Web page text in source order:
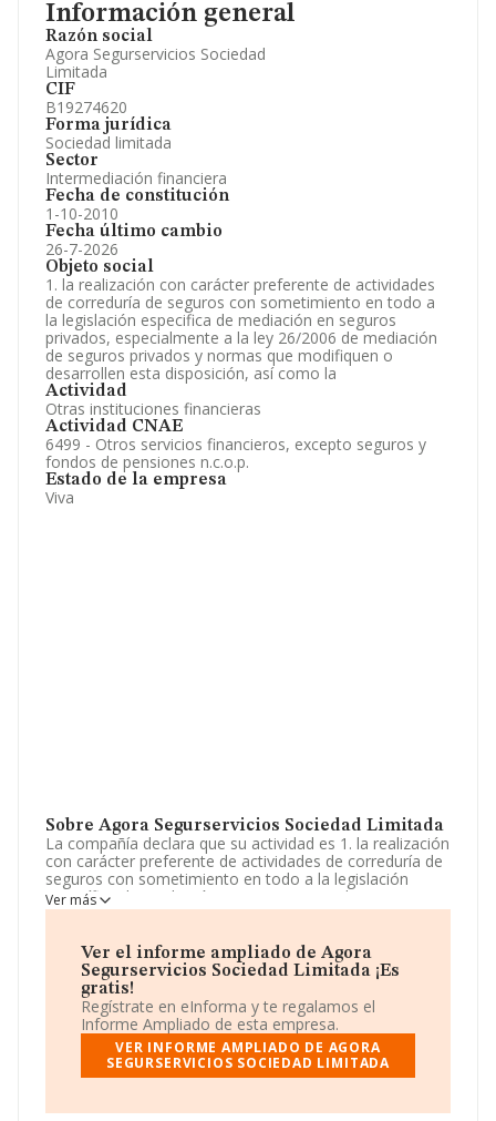
Información general
Razón social
Agora Segurservicios Sociedad
Limitada
CIF
B19274620
Forma jurídica
Sociedad limitada
Sector
Intermediación financiera
Fecha de constitución
1-10-2010
Fecha último cambio
26-7-2026
Objeto social
1. la realización con carácter preferente de actividades
de correduría de seguros con sometimiento en todo a
la legislación especifica de mediación en seguros
privados, especialmente a la ley 26/2006 de mediación
de seguros privados y normas que modifiquen o
desarrollen esta disposición, así como la
Actividad
Otras instituciones financieras
Actividad CNAE
6499 - Otros servicios financieros, excepto seguros y
fondos de pensiones n.c.o.p.
Estado de la empresa
Viva
Sobre Agora Segurservicios Sociedad Limitada
La compañía declara que su actividad es 1. la realización
con carácter preferente de actividades de correduría de
seguros con sometimiento en todo a la legislación
específica de mediación en seguros privados,
especialmente a la ley 26/2006 de mediación de
desarrollen esta disposición, así como la. La sociedad
está inscrita en el Registro Mercantil como Sociedad
Limitada. Su CNAE corresponde a 6499 con código
'Otros servicios financieros, excepto seguros y fondos
de pensiones n.c.o.p.'. La empresa no tiene actividad en
mercados exteriores.
La sociedad españolaAgora Segurservicios
en Avenida Aragon núm. 31, (19005), en el municipio de
Ver más
Ver el informe ampliado de Agora
Segurservicios Sociedad Limitada ¡Es
gratis!
Regístrate en eInforma y te regalamos el
Informe Ampliado de esta empresa.
VER INFORME AMPLIADO DE AGORA
SEGURSERVICIOS SOCIEDAD LIMITADA
Artículos de prensa publicados sobre la empresa.
Información oficial y registral complementaria.